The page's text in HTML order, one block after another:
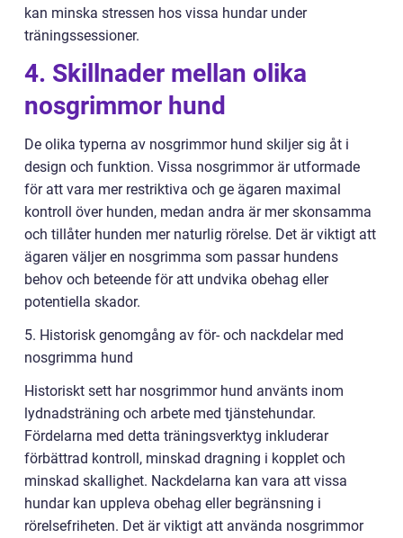
kan minska stressen hos vissa hundar under
träningssessioner.
4. Skillnader mellan olika
nosgrimmor hund
De olika typerna av nosgrimmor hund skiljer sig åt i
design och funktion. Vissa nosgrimmor är utformade
för att vara mer restriktiva och ge ägaren maximal
kontroll över hunden, medan andra är mer skonsamma
och tillåter hunden mer naturlig rörelse. Det är viktigt att
ägaren väljer en nosgrimma som passar hundens
behov och beteende för att undvika obehag eller
potentiella skador.
5. Historisk genomgång av för- och nackdelar med
nosgrimma hund
Historiskt sett har nosgrimmor hund använts inom
lydnadsträning och arbete med tjänstehundar.
Fördelarna med detta träningsverktyg inkluderar
förbättrad kontroll, minskad dragning i kopplet och
minskad skallighet. Nackdelarna kan vara att vissa
hundar kan uppleva obehag eller begränsning i
rörelsefriheten. Det är viktigt att använda nosgrimmor